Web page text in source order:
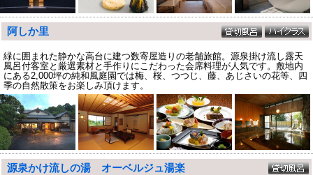
阿しか里
緑に囲まれた静かな高台に建つ数寄屋造りの老舗旅館。源泉掛け流し露天
風呂付客室と厳選素材と手作りにこだわった会席料理が人気です。敷地内
にある2,000坪の純和風庭園では梅、桜、つつじ、藤、あじさいの花等、四
季の自然散策をお楽しみ頂けます。
源泉かけ流しの湯 オーベルジュ湯楽